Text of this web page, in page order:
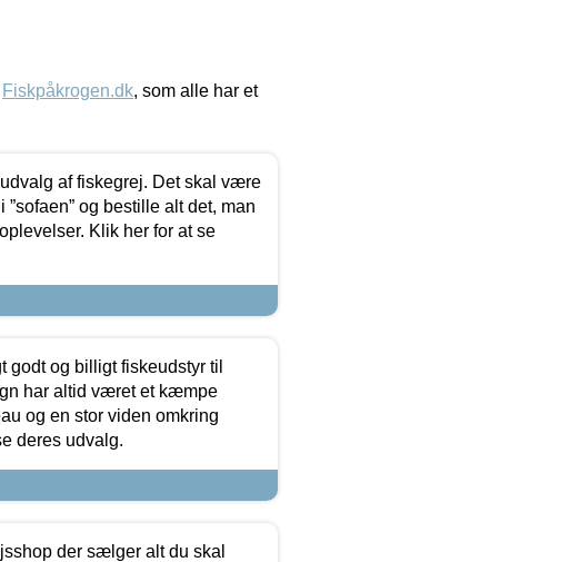
Fiskpåkrogen.dk, som alle har et
af fiskegrej. Det skal være
og bestille alt det, man
Klik her for at se
godt og billigt fiskeudstyr til
har altid været et kæmpe
og en stor viden omkring
deres udvalg.
der sælger alt du skal